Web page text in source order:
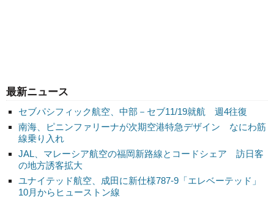
最新ニュース
セブパシフィック航空、中部－セブ11/19就航 週4往復
南海、ピニンファリーナが次期空港特急デザイン なにわ筋
線乗り入れ
JAL、マレーシア航空の福岡新路線とコードシェア 訪日客
の地方誘客拡大
ユナイテッド航空、成田に新仕様787-9「エレベーテッド」
10月からヒューストン線